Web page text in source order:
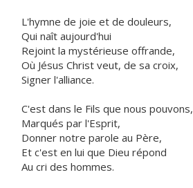
L'hymne de joie et de douleurs,
Qui naît aujourd'hui
Rejoint la mystérieuse offrande,
Où Jésus Christ veut, de sa croix,
Signer l'alliance.
C'est dans le Fils que nous pouvons,
Marqués par l'Esprit,
Donner notre parole au Père,
Et c'est en lui que Dieu répond
Au cri des hommes.